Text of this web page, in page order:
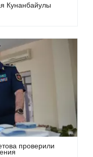
Кунанбайулы
проверили